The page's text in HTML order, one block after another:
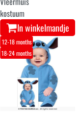
kostuum
In winkelmandje
12-18 months
18-24 months